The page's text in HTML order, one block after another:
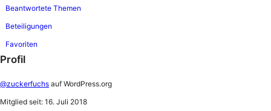
Beantwortete Themen
Beteiligungen
Favoriten
Profil
@zuckerfuchs auf WordPress.org
Mitglied seit: 16. Juli 2018